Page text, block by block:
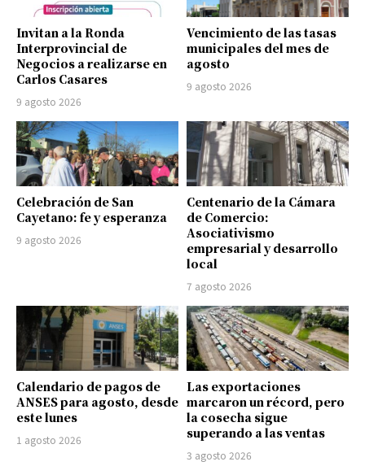
Invitan a la Ronda
Interprovincial de
Negocios a realizarse en
Carlos Casares
9 agosto 2026
Vencimiento de las tasas
municipales del mes de
agosto
9 agosto 2026
Celebración de San
Cayetano: fe y esperanza
9 agosto 2026
Centenario de la Cámara
de Comercio:
Asociativismo
empresarial y desarrollo
local
7 agosto 2026
Calendario de pagos de
ANSES para agosto, desde
este lunes
1 agosto 2026
Las exportaciones
marcaron un récord, pero
la cosecha sigue
superando a las ventas
3 agosto 2026